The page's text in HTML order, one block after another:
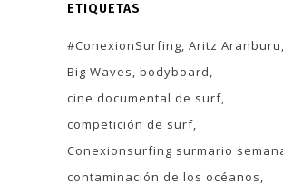
ETIQUETAS
#ConexionSurfing Aritz Aranburu
Big Waves bodyboard
cine documental de surf
competición de surf
Conexionsurfing surmario
contaminación de los océanos